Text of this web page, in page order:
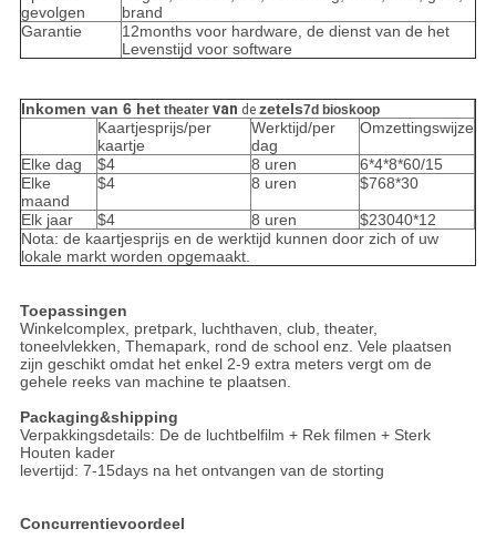
gevolgen
brand
Garantie
12months voor hardware, de dienst van de het
Levenstijd voor software
Inkomen van 6 hettheatervan de zetels7d bioskoop
Kaartjesprijs/per
kaartje
Werktijd/per
dag
Omzettingswijze
Elke dag $4 8 uren
6*4*8*60/15
Elke
maand
$4 8 uren $768*30
Elk jaar $4 8 uren
$23040*12
Nota: de kaartjesprijs en de werktijd kunnen door zich of uw
lokale markt worden opgemaakt.
Toepassingen
Winkelcomplex, pretpark, luchthaven, club, theater,
toneelvlekken, Themapark, rond de school enz. Vele plaatsen
zijn geschikt omdat het enkel 2-9 extra meters vergt om de
gehele reeks van machine te plaatsen.
Packaging&shipping
Verpakkingsdetails: De de luchtbelfilm + Rek filmen + Sterk
Houten kader
levertijd: 7-15days na het ontvangen van de storting
Concurrentievoordeel